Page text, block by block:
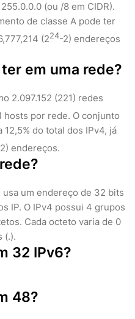
(ou /8 em CIDR).
de classe A pode ter
(224-2) endereços
em uma rede?
2.097.152 (221) redes
hosts por rede. O conjunto
do total dos IPv4, já
endereços.
um endereço de 32 bits
IP. O IPv4 possui 4 grupos
Cada octeto varia de 0
(.).
32 IPv6?
48?